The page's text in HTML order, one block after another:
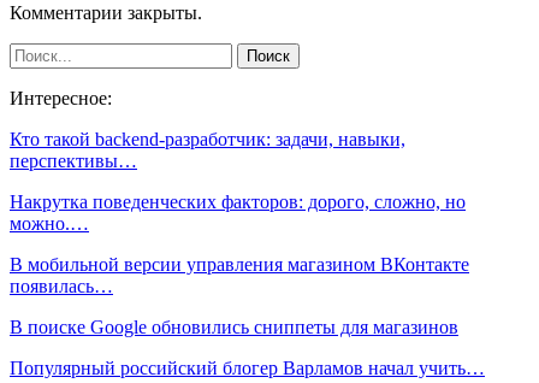
Комментарии закрыты.
Интересное:
Кто такой backend-разработчик: задачи, навыки,
перспективы…
Накрутка поведенческих факторов: дорого, сложно, но
можно.…
В мобильной версии управления магазином ВКонтакте
появилась…
В поиске Google обновились сниппеты для магазинов
Популярный российский блогер Варламов начал учить…